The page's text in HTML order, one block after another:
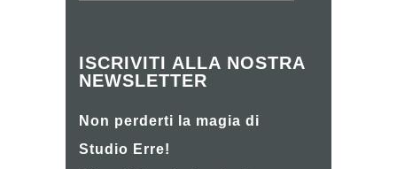
ISCRIVITI ALLA NOSTRA
NEWSLETTER
Non perderti la magia di
Studio Erre!